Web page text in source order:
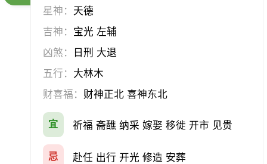
星神： 天德
吉神： 宝光 左辅
凶煞：
日刑 大退
五行： 大林木
财喜福： 财神正北 喜神东北
宜 祈福 斋醮 纳采 嫁娶 移徙 开市 见贵
忌 赴任 出行 开光 修造 安葬